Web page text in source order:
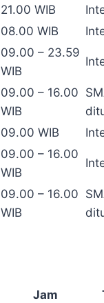
21.00 WIB
08.00 WIB
09.00 – 23.59
WIB
09.00 – 16.00
WIB
09.00 WIB
09.00 – 16.00
WIB
09.00 – 16.00
WIB
Jam